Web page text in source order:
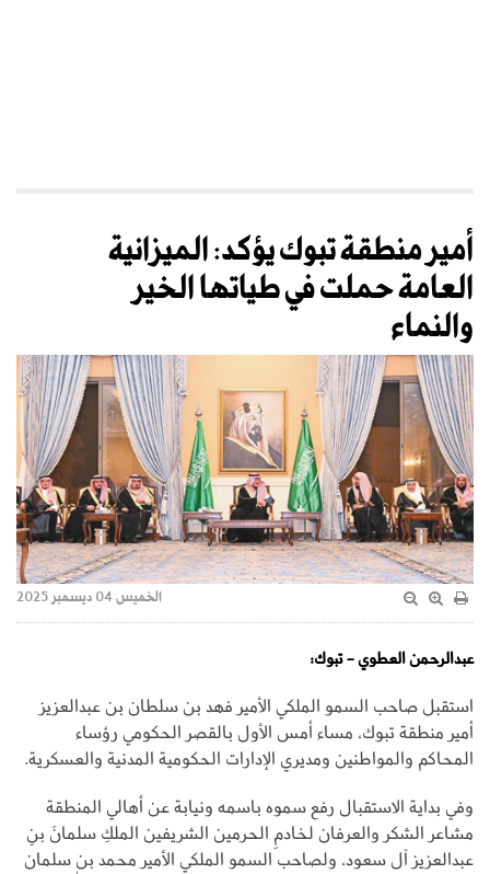
أمير منطقة تبوك يؤكد: الميزانية
العامة حملت في طياتها الخير
والنماء
الخميس 04 ديسمبر 2025
عبدالرحمن العطوي - تبوك:
استقبل صاحب السمو الملكي الأمير فهد بن سلطان بن عبدالعزيز
أمير منطقة تبوك، مساء أمس الأول بالقصر الحكومي رؤساء
المحاكم والمواطنين ومديري الإدارات الحكومية المدنية والعسكرية.
وفي بداية الاستقبال رفع سموه باسمه ونيابة عن أهالي المنطقة
مشاعر الشكر والعرفان لخادمِ الحرمين الشريفين الملكِ سلمانَ بنِ
عبدالعزيز آل سعود، ولصاحب السمو الملكي الأمير محمد بن سلمان